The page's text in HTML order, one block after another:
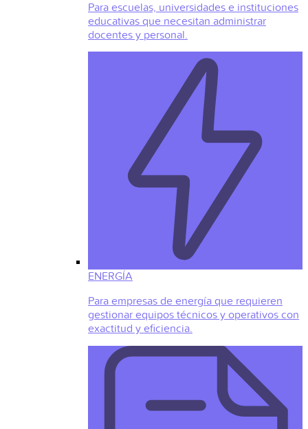
Para escuelas, universidades e instituciones
educativas que necesitan administrar
docentes y personal.
ENERGÍA
Para empresas de energía que requieren
gestionar equipos técnicos y operativos con
exactitud y eficiencia.